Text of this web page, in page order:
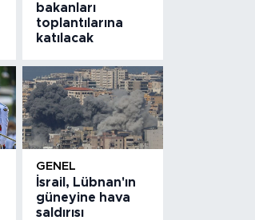
bakanları
toplantılarına
katılacak
GENEL
İsrail, Lübnan'ın
güneyine hava
saldırısı